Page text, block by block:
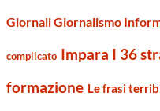
Giornali Giornalismo
complicato Impara I 36
formazione Le frasi